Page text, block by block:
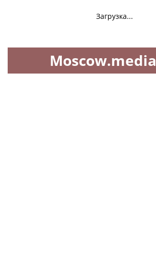
Загрузка...
Moscow.media